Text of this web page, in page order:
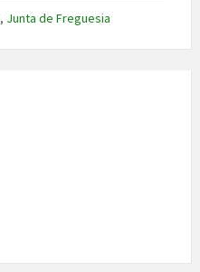
, Junta de Freguesia